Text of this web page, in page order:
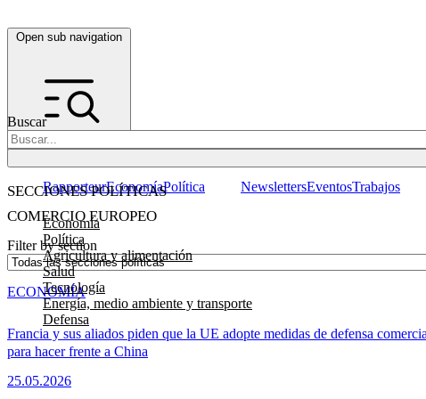
Open sub navigation
Buscar
SECCIONES POLÍTICAS
Economía
Política
Agricultura y alimentación
Salud
Tecnología
Energía, medio ambiente y transporte
Defensa
RapporteurEconomíaPolítica NewslettersEventosTrabajos
COMERCIO EUROPEO
Filter by section
Francia y sus aliados piden que la UE adopte medidas de defensa
para hacer frente a China
25.05.2026
ECONOMÍA